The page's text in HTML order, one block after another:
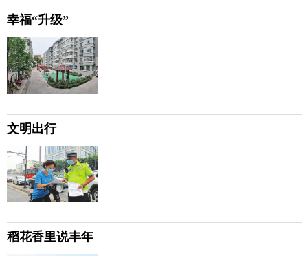
幸福“升级”
文明出行
稻花香里说丰年